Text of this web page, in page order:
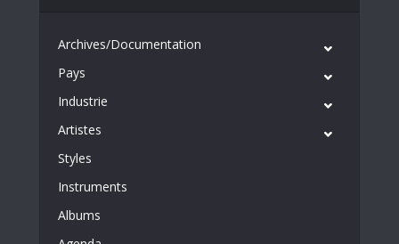
Archives/Documentation
Pays
Industrie
Artistes
Styles
Instruments
Albums